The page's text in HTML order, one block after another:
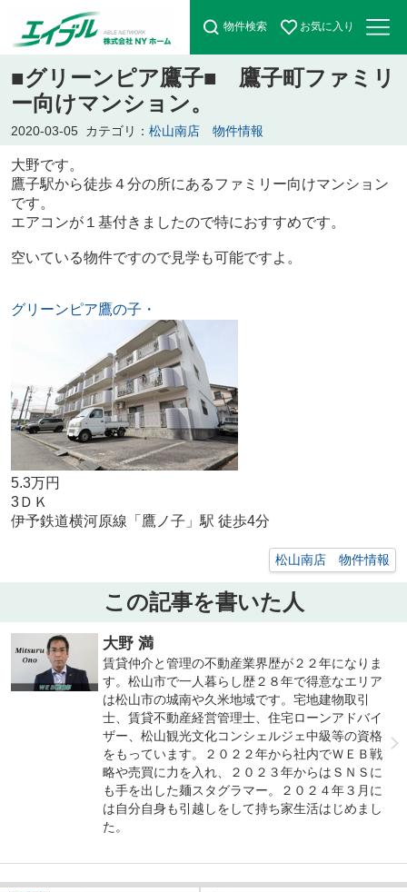
物件検索 お気に入り
■グリーンピア鷹子■ 鷹子町ファミリ
ー向けマンション。
2020-03-05 カテゴリ： 松山南店 物件情報
大野です。
鷹子駅から徒歩４分の所にあるファミリー向けマンション
です。
エアコンが１基付きましたので特におすすめです。
空いている物件ですので見学も可能ですよ。
グリーンピア鷹の子・
5.3万円
3ＤＫ
伊予鉄道横河原線「鷹ノ子」駅 徒歩4分
松山南店 物件情報
この記事を書いた人
大野 満
賃貸仲介と管理の不動産業界歴が２２年になりま
す。松山市で一人暮らし歴２８年で得意なエリア
は松山市の城南や久米地域です。宅地建物取引
士、賃貸不動産経営管理士、住宅ローンアドバイ
ザー、松山観光文化コンシェルジェ中級等の資格
をもっています。２０２２年から社内でＷＥＢ戦
略や売買に力を入れ、２０２３年からはＳＮＳに
も手を出した麺スタグラマー。２０２４年３月に
は自分自身も引越しをして持ち家生活はじめまし
た。